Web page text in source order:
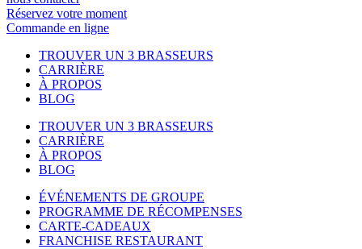
Réservez votre moment
Commande en ligne
TROUVER UN 3 BRASSEURS
CARRIÈRE
À PROPOS
BLOG
TROUVER UN 3 BRASSEURS
CARRIÈRE
À PROPOS
BLOG
ÉVÉNEMENTS DE GROUPE
PROGRAMME DE RÉCOMPENSES
CARTE-CADEAUX
FRANCHISE RESTAURANT